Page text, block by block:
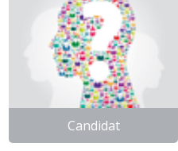
Candidat